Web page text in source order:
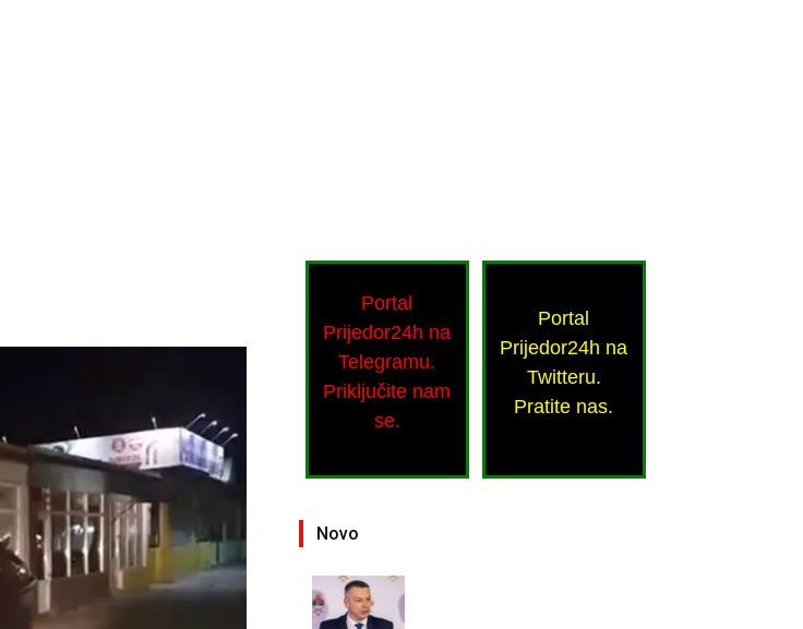
Portal
Prijedor24h na
Telegramu.
Priključite nam
se.
Portal
Prijedor24h na
Twitteru.
Pratite nas.
Novo